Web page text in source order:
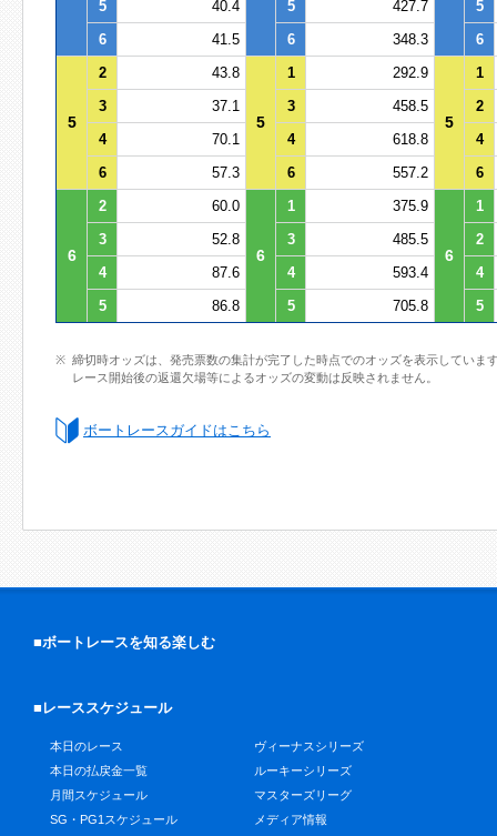
5
40.4 5 427.7
5
6
41.5 6 348.3 6
5
2 43.8
5
1 292.9
5
1
3
37.1 3 458.5
2
4
70.1 4 618.8
4
6
57.3 6 557.2 6
6
2 60.0
6
1 375.9
6
1
3
52.8 3 485.5
2
4
87.6 4 593.4
4
5
86.8 5 705.8 5
締切時オッズは、発売票数の集計が完了した時点でのオッズを表示していま
レース開始後の返還欠場等によるオッズの変動は反映されません。
ボートレースガイドはこちら
■ボートレースを知る楽しむ
■レーススケジュール
本日のレース
本日の払戻金一覧
月間スケジュール
SG・PG1スケジュール
ヴィーナスシリーズ
ルーキーシリーズ
マスターズリーグ
メディア情報